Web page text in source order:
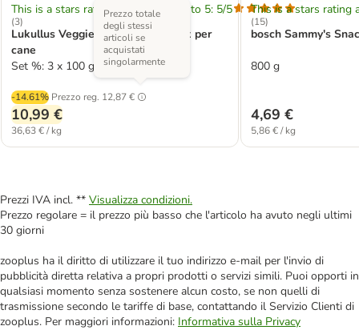
This is a stars rating area from zero to 5: 5/5
(3)
Lukullus Veggie Bites Adult Snack per
cane
Set %: 3 x 100 g
-14.61% Prezzo reg. 12,87 €
Prezzo totale
degli stessi
articoli se
acquistati
singolarmente
10,99 €
36,63 € / kg
This is a stars rating
(15)
bosch Sammy's
800 g
4,69 €
5,86 € / kg
Prezzi IVA incl. ** Visualizza condizioni.
Prezzo regolare = il prezzo più basso che l'articolo ha avuto negli ultimi
30 giorni
zooplus ha il diritto di utilizzare il tuo indirizzo e-mail per l'invio di
pubblicità diretta relativa a propri prodotti o servizi simili. Puoi opporti in
qualsiasi momento senza sostenere alcun costo, se non quelli di
trasmissione secondo le tariffe di base, contattando il Servizio Clienti di
zooplus. Per maggiori informazioni: Informativa sulla Privacy